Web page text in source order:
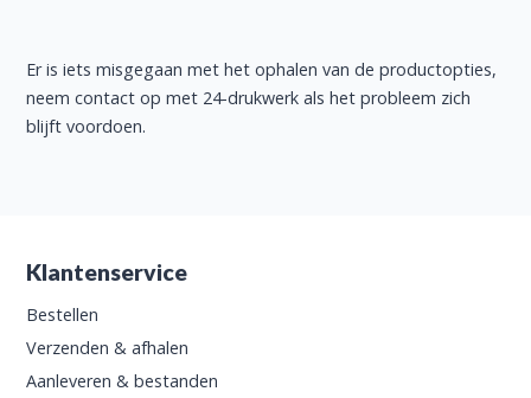
Er is iets misgegaan met het ophalen van de productopties,
neem contact op met 24-drukwerk als het probleem zich
blijft voordoen.
Klantenservice
Bestellen
Verzenden & afhalen
Aanleveren & bestanden